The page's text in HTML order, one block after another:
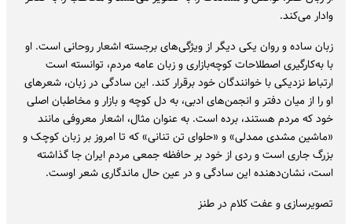
وادار می‌کند.
زبان ساده و روان یکی دیگر از ویژگی‌های برجسته اشعار روحانی است. او
با به‌کارگیری اصطلاحات کوچه‌بازاری و زبان عامه مردم، توانسته است
ارتباط نزدیکی با خوانندگان خود برقرار کند. این سادگی در زبان، شعرهای
او را از میان دفتر و انجمن‌های ادبی، به دل کوچه و بازار و مخاطبان اصلی
خود که مردم هستند، برده است. به عنوان مثال، اشعار معروفی مانند
«ماشین مشدی ممدلی» و «حلوای تن تنانی» که تا امروز بر زبان کوچک و
بزرگ جاری است و ردی از خود بر حافظه جمعی مردم ایران جا گذاشته
است، نشان‌دهنده این سادگی و در عین حال ماندگاری شعر اوست.
تصویرسازی و عفت کلام در طنز